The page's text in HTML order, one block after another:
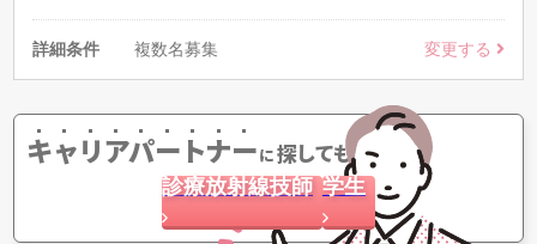
詳細条件 複数名募集 変更する
キャリアパートナーに探してもらう
診療放射線技師 学生